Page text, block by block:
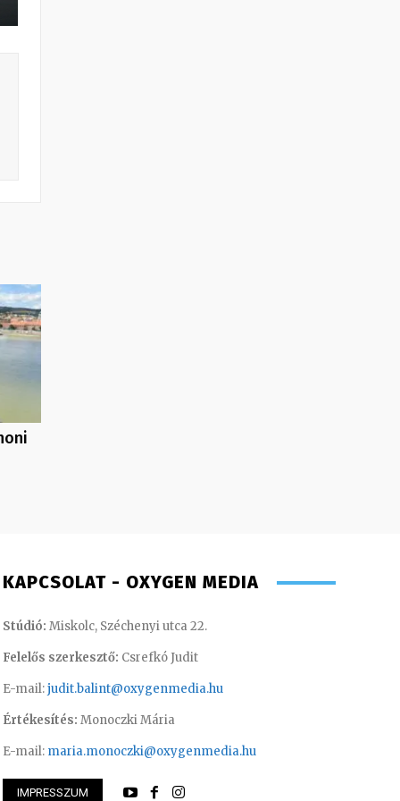
– irodavezető
KAPCSOLAT - OXYGEN MEDIA
Stúdió: Miskolc, Széchenyi utca 22.
Felelős szerkesztő: Csrefkó Judit
E-mail:judit.balint@oxygenmedia.hu
Értékesítés: Monoczki Mária
E-mail: maria.monoczki@oxygenmedia.hu
IMPRESSZUM